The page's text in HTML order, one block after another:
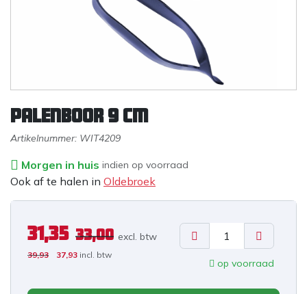
Palenboor 9 cm
Artikelnummer: WIT4209
Morgen in huis indien op voorraad
Ook af te halen in Oldebroek
31,35 33,00 excl. btw
39,93 37,93 incl. btw
op voorraad